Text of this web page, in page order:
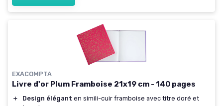
EXACOMPTA
Livre d'or Plum Framboise 21x19 cm - 140 pages
＋ Design élégant en simili-cuir framboise avec titre doré et